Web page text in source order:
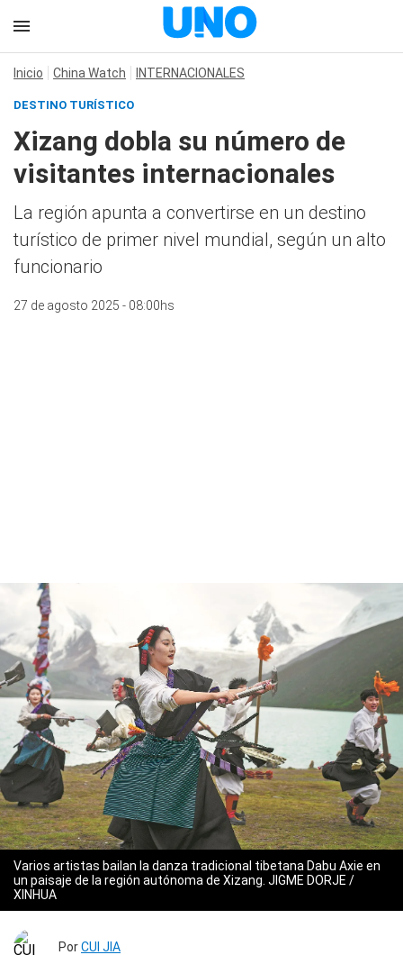
Inicio China Watch INTERNACIONALES
DESTINO TURÍSTICO
Xizang dobla su número de
visitantes internacionales
La región apunta a convertirse en un destino
turístico de primer nivel mundial, según un alto
funcionario
27 de agosto 2025 - 08:00hs
Varios artistas bailan la danza tradicional tibetana Dabu Axie en
un paisaje de la región autónoma de Xizang. JIGME DORJE /
XINHUA
PorCUI JIA